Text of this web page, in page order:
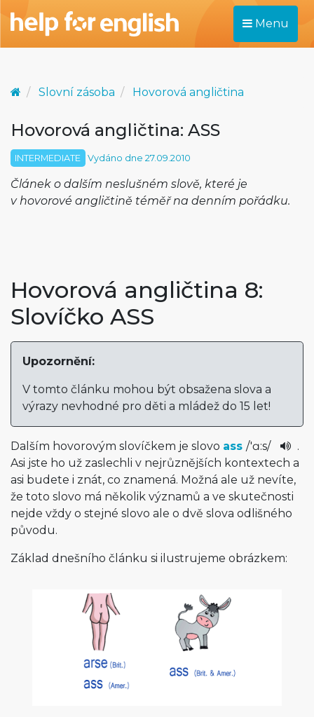
Menu
Slovní zásoba Hovorová angličtina
Hovorová angličtina: ASS
INTERMEDIATE Vydáno dne 27.09.2010
Článek o dalším neslušném slově, které je
v hovorové angličtině téměř na denním pořádku.
Hovorová angličtina 8:
Slovíčko ASS
Upozornění:
V tomto článku mohou být obsažena slova a
výrazy nevhodné pro děti a mládež do 15 let!
Dalším hovorovým slovíčkem je slovo ass /'ɑ:s/
.
Asi jste ho už zaslechli v nejrůznějších kontextech a
asi budete i znát, co znamená. Možná ale už nevíte,
že toto slovo má několik významů a ve skutečnosti
nejde vždy o stejné slovo ale o dvě slova odlišného
původu.
Základ dnešního článku si ilustrujeme obrázkem: